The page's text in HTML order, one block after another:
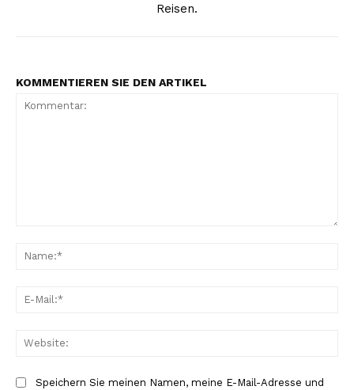
Reisen.
KOMMENTIEREN SIE DEN ARTIKEL
Speichern Sie meinen Namen, meine E-Mail-Adresse und